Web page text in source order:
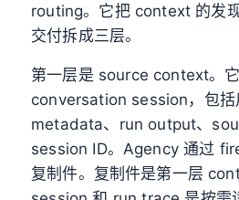
routing。它把 context 的发
交付拆成三层。
第一层是 source context。
conversation session，包
metadata、run output、
session ID。Agency 通过
复制件。复制件是第一层